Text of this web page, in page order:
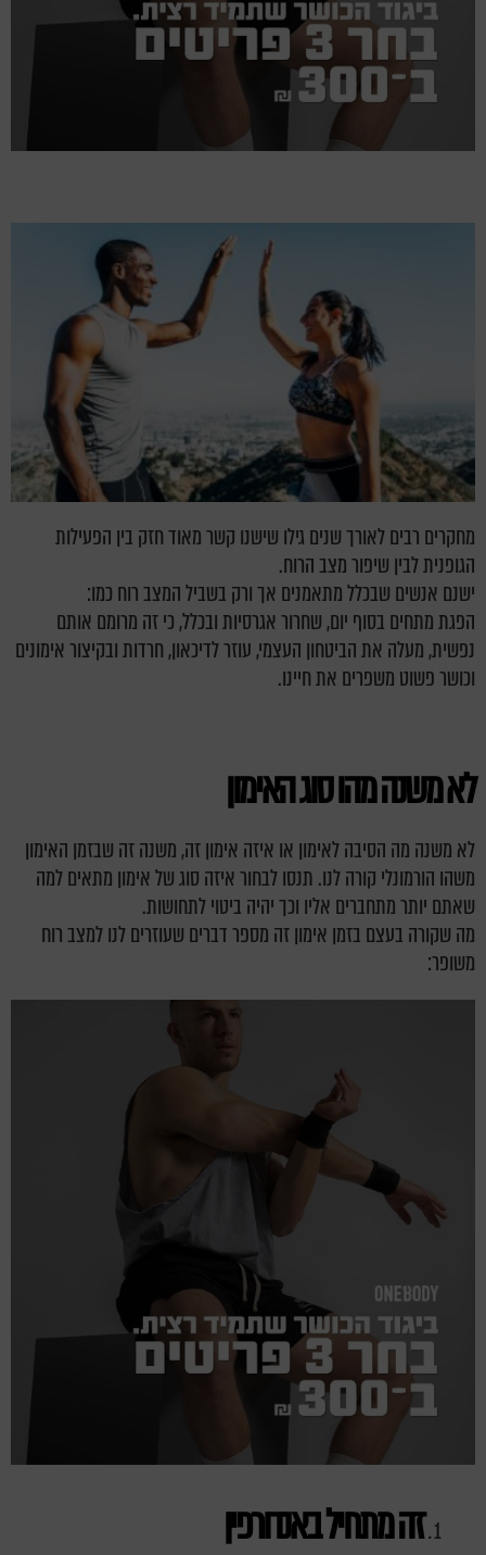
מחקרים רבים לאורך שנים גילו שישנו קשר מאוד חזק בין הפעילות
הגופנית לבין שיפור מצב הרוח.
ישנם אנשים שבכלל מתאמנים אך ורק בשביל המצב רוח כמו:
הפגת מתחים בסוף יום, שחרור אגרסיות ובכלל, כי זה מרומם אותם
נפשית, מעלה את הביטחון העצמי, עוזר לדיכאון, חרדות ובקיצור אימונים
וכושר פשוט משפרים את חיינו.
לא משנה מהו סוג האימון
לא משנה מה הסיבה לאימון או איזה אימון זה, משנה זה שבזמן האימון
משהו הורמונלי קורה לנו. תנסו לבחור איזה סוג של אימון מתאים למה
שאתם יותר מתחברים אליו וכך יהיה ביטוי לתחושות.
מה שקורה בעצם בזמן אימון זה מספר דברים שעוזרים לנו למצב רוח
משופר:
זה מתחיל באנדורפין